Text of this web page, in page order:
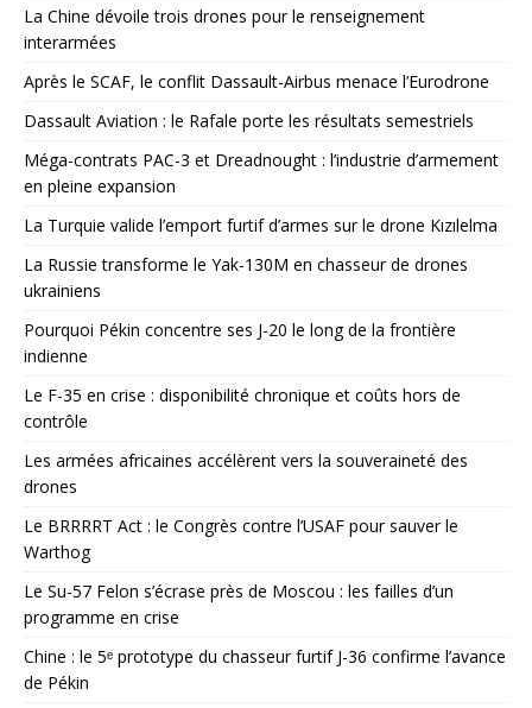
La Chine dévoile trois drones pour le renseignement
interarmées
Après le SCAF, le conflit Dassault-Airbus menace l’Eurodrone
Dassault Aviation : le Rafale porte les résultats semestriels
Méga-contrats PAC-3 et Dreadnought : l’industrie d’armement
en pleine expansion
La Turquie valide l’emport furtif d’armes sur le drone Kızılelma
La Russie transforme le Yak-130M en chasseur de drones
ukrainiens
Pourquoi Pékin concentre ses J-20 le long de la frontière
indienne
Le F-35 en crise : disponibilité chronique et coûts hors de
contrôle
Les armées africaines accélèrent vers la souveraineté des
drones
Le BRRRRT Act : le Congrès contre l’USAF pour sauver le
Warthog
Le Su-57 Felon s’écrase près de Moscou : les failles d’un
programme en crise
Chine : le 5ᵉ prototype du chasseur furtif J-36 confirme l’avance
de Pékin